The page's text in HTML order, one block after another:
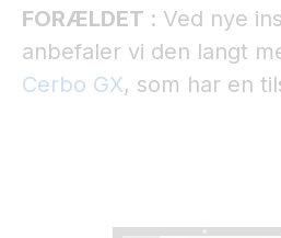
FORÆLDET : Ved nye
anbefaler vi den langt
Cerbo GX, som har en